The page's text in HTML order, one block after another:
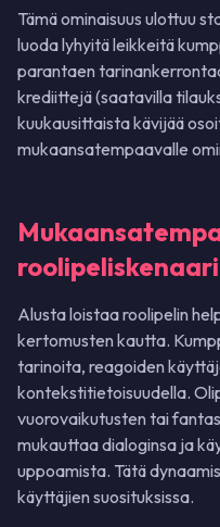
Tämä ominaisuus ulottuu
luoda lyhyitä leikkeitä
parantaen
krediittejä (saatavilla
kuukausittaista kävijää
mukaansatempaavalle
Alusta loistaa roolipelin
kertomusten kautta.
tarinoita, reagoiden
kontekstitietoisuudella.
vuorovaikutusten tai
mukauttaa dialoginsa ja
uppoamista. Tätä
käyttäjien suosituksissa.